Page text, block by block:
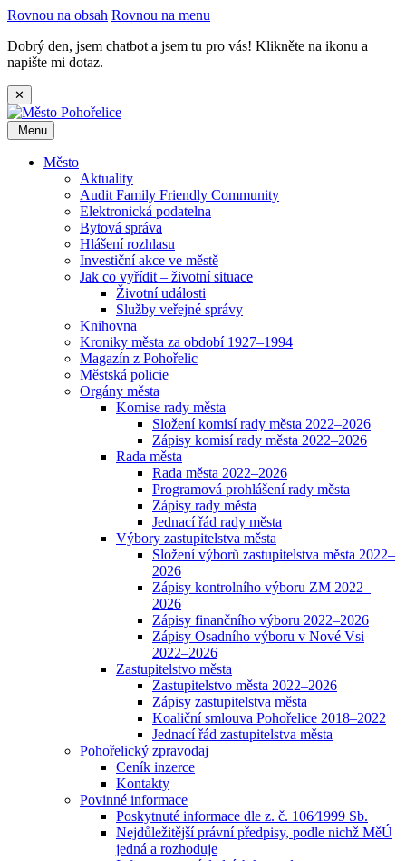
Rovnou na obsah Rovnou na menu
Dobrý den, jsem chatbot a jsem tu pro vás! Klikněte na ikonu a
napište mi dotaz.
✕
Menu
Město
Aktuality
Audit Family Friendly Community
Elektronická podatelna
Bytová správa
Hlášení rozhlasu
Investiční akce ve městě
Jak co vyřídit – životní situace
Životní události
Služby veřejné správy
Knihovna
Kroniky města za období 1927–1994
Magazín z Pohořelic
Městská policie
Orgány města
Komise rady města
Složení komisí rady města 2022–2026
Zápisy komisí rady města 2022–2026
Rada města
Rada města 2022–2026
Programová prohlášení rady města
Zápisy rady města
Jednací řád rady města
Výbory zastupitelstva města
Složení výborů zastupitelstva města 2022–
2026
Zápisy kontrolního výboru ZM 2022–
2026
Zápisy finančního výboru 2022–2026
Zápisy Osadního výboru v Nové Vsi
2022–2026
Zastupitelstvo města
Zastupitelstvo města 2022–2026
Zápisy zastupitelstva města
Koaliční smlouva Pohořelice 2018–2022
Jednací řád zastupitelstva města
Pohořelický zpravodaj
Ceník inzerce
Kontakty
Povinné informace
Poskytnuté informace dle z. č. 106⁄1999 Sb.
Nejdůležitější právní předpisy, podle nichž MěÚ
jedná a rozhoduje